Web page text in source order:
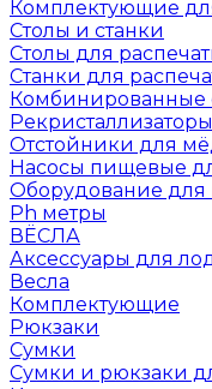
Комплектующие
Столы и станки
Столы для
Станки для
Комбинированные
Отстойники для
Насосы пищевые
Оборудование для
Ph метры
ВЁСЛА
Аксессуары для
Весла
Комплектующие
Рюкзаки
Сумки
Сумки и рюкзаки